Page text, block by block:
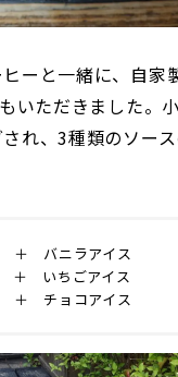
ーと一緒に、自家
いただきました。
れ、3種類のソー
バニラアイス
いちごアイス
＋ チョコアイス